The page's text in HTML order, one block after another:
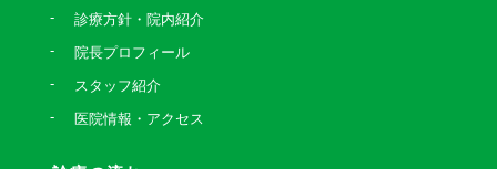
診療方針・院内紹介
院長プロフィール
スタッフ紹介
医院情報・アクセス